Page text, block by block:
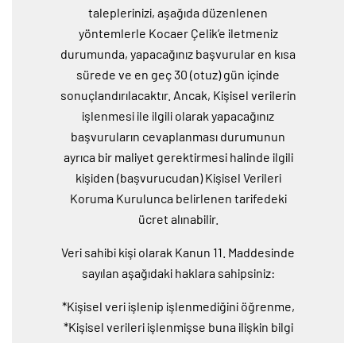
taleplerinizi, aşağıda düzenlenen
yöntemlerle Kocaer Çelik’e iletmeniz
durumunda, yapacağınız başvurular en kısa
sürede ve en geç 30 (otuz) gün içinde
sonuçlandırılacaktır. Ancak, Kişisel verilerin
işlenmesi ile ilgili olarak yapacağınız
başvuruların cevaplanması durumunun
ayrıca bir maliyet gerektirmesi halinde ilgili
kişiden (başvurucudan) Kişisel Verileri
Koruma Kurulunca belirlenen tarifedeki
ücret alınabilir.
Veri sahibi kişi olarak Kanun 11. Maddesinde
sayılan aşağıdaki haklara sahipsiniz:
*Kişisel veri işlenip işlenmediğini öğrenme,
*Kişisel verileri işlenmişse buna ilişkin bilgi